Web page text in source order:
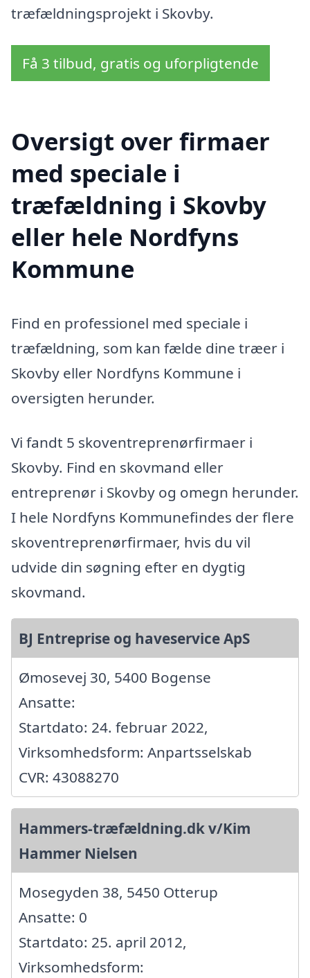
træfældningsprojekt i Skovby.
Få 3 tilbud, gratis og uforpligtende
Oversigt over firmaer
med speciale i
træfældning i Skovby
eller hele Nordfyns
Kommune
Find en professionel med speciale i
træfældning, som kan fælde dine træer i
Skovby eller Nordfyns Kommune i
oversigten herunder.
Vi fandt 5 skoventreprenørfirmaer i
Skovby. Find en skovmand eller
entreprenør i Skovby og omegn herunder.
I hele Nordfyns Kommunefindes der flere
skoventreprenørfirmaer, hvis du vil
udvide din søgning efter en dygtig
skovmand.
BJ Entreprise og haveservice ApS
Ømosevej 30, 5400 Bogense
Ansatte:
Startdato: 24. februar 2022,
Virksomhedsform: Anpartsselskab
CVR: 43088270
Hammers-træfældning.dk v/Kim
Hammer Nielsen
Mosegyden 38, 5450 Otterup
Ansatte: 0
Startdato: 25. april 2012,
Virksomhedsform: